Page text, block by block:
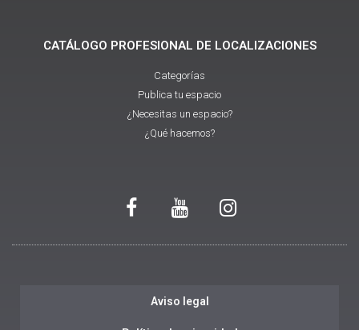
CATÁLOGO PROFESIONAL DE LOCALIZACIONES
Categorías
Publica tu espacio
¿Necesitas un espacio?
¿Qué hacemos?
Aviso legal